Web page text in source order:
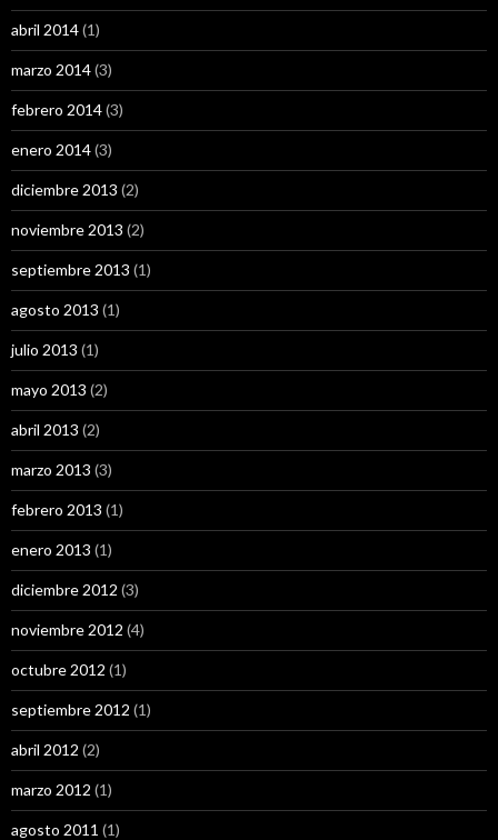
abril 2014(1)
marzo 2014(3)
febrero 2014(3)
enero 2014(3)
diciembre 2013 (2)
noviembre 2013 (2)
septiembre 2013 (1)
agosto 2013 (1)
julio 2013 (1)
mayo 2013 (2)
abril 2013 (2)
marzo 2013 (3)
febrero 2013 (1)
enero 2013 (1)
diciembre 2012 (3)
noviembre 2012 (4)
octubre 2012 (1)
septiembre 2012 (1)
abril 2012 (2)
marzo 2012 (1)
agosto 2011 (1)